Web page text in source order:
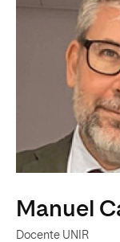
Manuel
Docente UNIR